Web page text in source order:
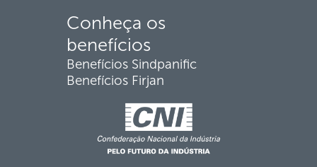
Conheça os
benefícios
Benefícios Sindpanific
Benefícios Firjan